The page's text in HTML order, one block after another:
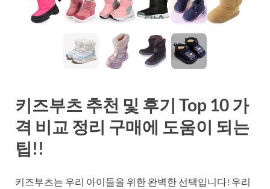
키즈부츠 추천 및 후기 Top 10 가
격 비교 정리 구매에 도움이 되는
팁!!
키즈부츠는 우리 아이들을 위한 완벽한 선택입니다! 우리